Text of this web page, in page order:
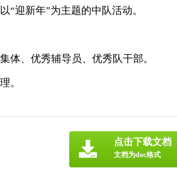
“迎新年”为主题的中队活动。
体、优秀辅导员、优秀队干部。
。
点击下载文档
文档为doc格式